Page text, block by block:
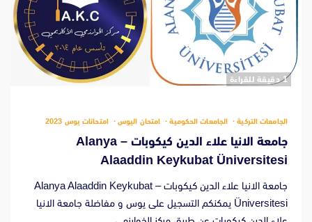
‫1 دقيقة للقراءة
الجامعات التركية الجامعات الحكومية امتحان اليوس امتحانات يوس 2023
جامعة الانيا علاء الدين كيكوبات – Alanya
Alaaddin Keykubat Üniversitesi
جامعة الانيا علاء الدين كيكوبات – Alanya Alaaddin Keykubat
Üniversitesi يمكنكم التسجيل على يوس و مفاضلة جامعة الانيا